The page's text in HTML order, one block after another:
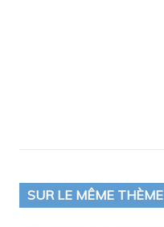
SUR LE MÊME THÈME